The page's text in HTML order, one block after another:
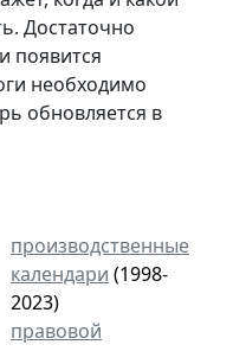
Достаточно
появится
необходимо
обновляется в
производственные
календари (1998-
2023)
правовой